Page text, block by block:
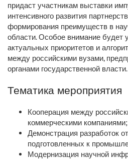
придаст участникам выставки
интенсивного развития
формирования преимуществ в
области. Особое внимание будет
актуальных приоритетов и
между российскими вузами,
органами государственной власти.
Тематика мероприятия
Кооперация между
коммерческими компаниями;
Демонстрация разработок
подготовленных к
Модернизация научной